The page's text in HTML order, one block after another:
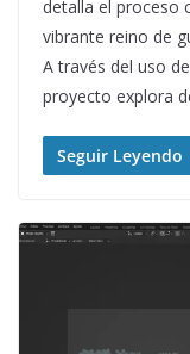
detalla el proceso
vibrante reino de
A través del uso
proyecto explora
Seguir Leyendo